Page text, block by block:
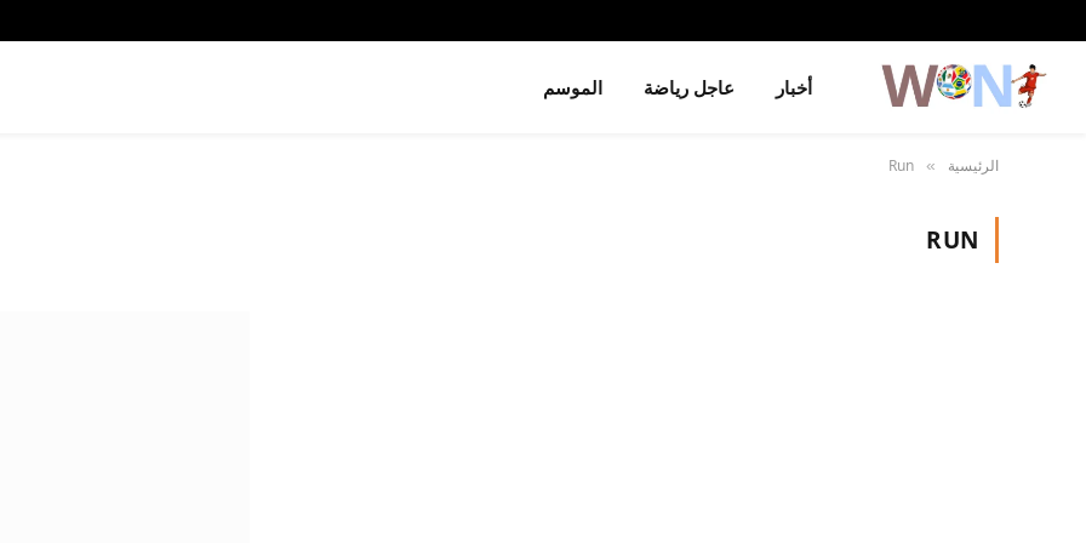
أخبار عاجل رياضة الموسم
الرئيسية »
Run
RUN